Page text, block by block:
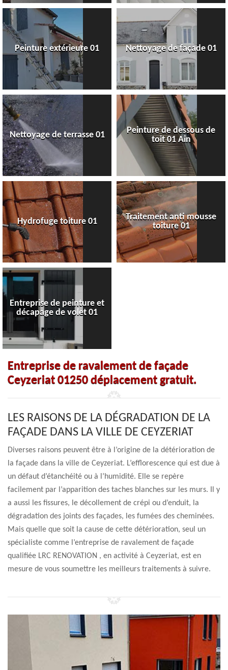
Peinture extérieure 01 Nettoyage de façade 01
Nettoyage de terrasse 01
Peinture de dessous de
toit 01 Ain
Hydrofuge toiture 01
Traitement anti mousse
toiture 01
Entreprise de peinture et
décapage de volet 01
Entreprise de ravalement de façade
Ceyzeriat 01250 déplacement gratuit.
LES RAISONS DE LA DÉGRADATION DE LA
FAÇADE DANS LA VILLE DE CEYZERIAT
Diverses raisons peuvent être à l’origine de la détérioration de
la façade dans la ville de Ceyzeriat. L’efflorescence qui est due à
un défaut d’étanchéité ou à l’humidité. Elle se repère
facilement par l’apparition des taches blanches sur les murs. Il y
a aussi les fissures, le décollement de crépi ou d’enduit, la
dégradation des joints des façades, les fumées des cheminées.
Mais quelle que soit la cause de cette détérioration, seul un
spécialiste comme l’entreprise de ravalement de façade
qualifiée LRC RENOVATION , en activité à Ceyzeriat, est en
mesure de vous soumettre les meilleurs traitements à suivre.